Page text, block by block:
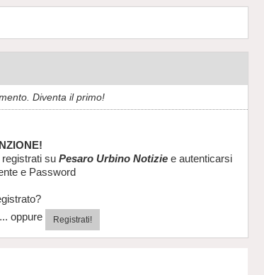
Diventa il primo!
su Pesaro Urbino Notizie e autenticarsi
e Password
... oppure Registrati!